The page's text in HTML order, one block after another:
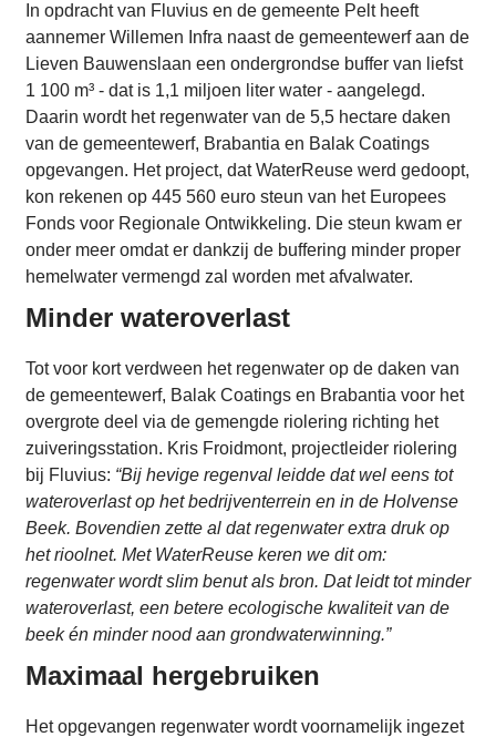
In opdracht van Fluvius en de gemeente Pelt heeft
aannemer Willemen Infra naast de gemeentewerf aan de
Lieven Bauwenslaan een ondergrondse buffer van liefst
1 100 m³ - dat is 1,1 miljoen liter water - aangelegd.
Daarin wordt het regenwater van de 5,5 hectare daken
van de gemeentewerf, Brabantia en Balak Coatings
opgevangen. Het project, dat WaterReuse werd gedoopt,
kon rekenen op 445 560 euro steun van het Europees
Fonds voor Regionale Ontwikkeling. Die steun kwam er
onder meer omdat er dankzij de buffering minder proper
hemelwater vermengd zal worden met afvalwater.
Minder wateroverlast
Tot voor kort verdween het regenwater op de daken van
de gemeentewerf, Balak Coatings en Brabantia voor het
overgrote deel via de gemengde riolering richting het
zuiveringsstation. Kris Froidmont, projectleider riolering
bij Fluvius: “Bij hevige regenval leidde dat wel eens tot
wateroverlast op het bedrijventerrein en in de Holvense
Beek. Bovendien zette al dat regenwater extra druk op
het rioolnet. Met WaterReuse keren we dit om:
regenwater wordt slim benut als bron. Dat leidt tot minder
wateroverlast, een betere ecologische kwaliteit van de
beek én minder nood aan grondwaterwinning.”
Maximaal hergebruiken
Het opgevangen regenwater wordt voornamelijk ingezet